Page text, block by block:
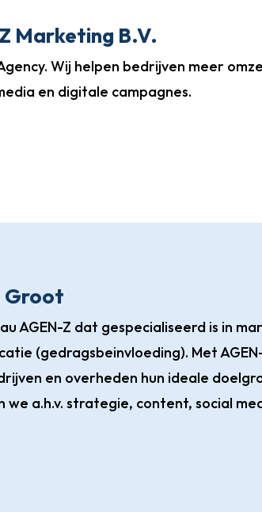
Marketing B.V.
Wij helpen bedrijven meer
en digitale campagnes.
Groot
AGEN-Z dat gespecialiseerd is in
(gedragsbeinvloeding). Met
en overheden hun ideale
we a.h.v. strategie, content, social